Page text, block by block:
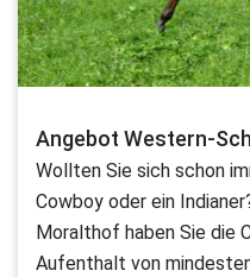
Angebot Western-
Wollten Sie sich schon
Cowboy oder ein
Moralthof haben Sie die
Aufenthalt von